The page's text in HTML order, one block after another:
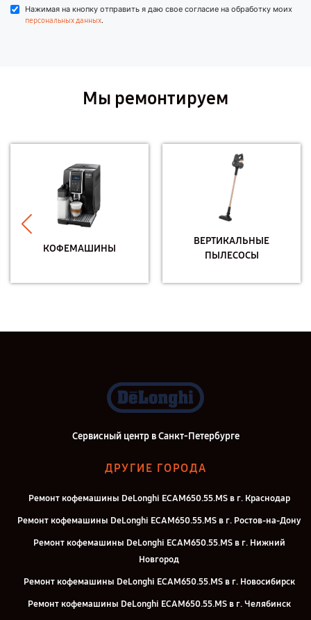
Нажимая на кнопку отправить я даю свое согласие на обработку моих
персональных данных.
Мы ремонтируем
КОФЕМАШИНЫ
ВЕРТИКАЛЬНЫЕ
ПЫЛЕСОСЫ
Сервисный центр в Санкт-Петербурге
ДРУГИЕ ГОРОДА
Ремонт кофемашины DeLonghi ECAM650.55.MS в г. Краснодар
Ремонт кофемашины DeLonghi ECAM650.55.MS в г. Ростов-на-Дону
Ремонт кофемашины DeLonghi ECAM650.55.MS в г. Нижний
Новгород
Ремонт кофемашины DeLonghi ECAM650.55.MS в г. Новосибирск
Ремонт кофемашины DeLonghi ECAM650.55.MS в г. Челябинск